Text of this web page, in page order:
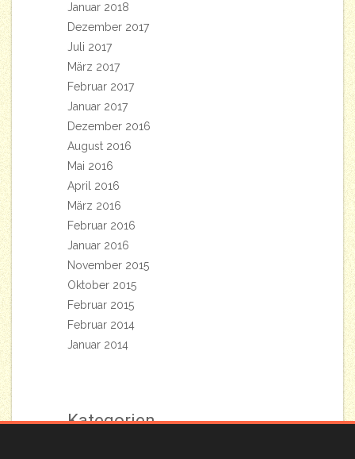
Januar 2018
Dezember 2017
Juli 2017
März 2017
Februar 2017
Januar 2017
Dezember 2016
August 2016
Mai 2016
April 2016
März 2016
Februar 2016
Januar 2016
November 2015
Oktober 2015
Februar 2015
Februar 2014
Januar 2014
Kategorien